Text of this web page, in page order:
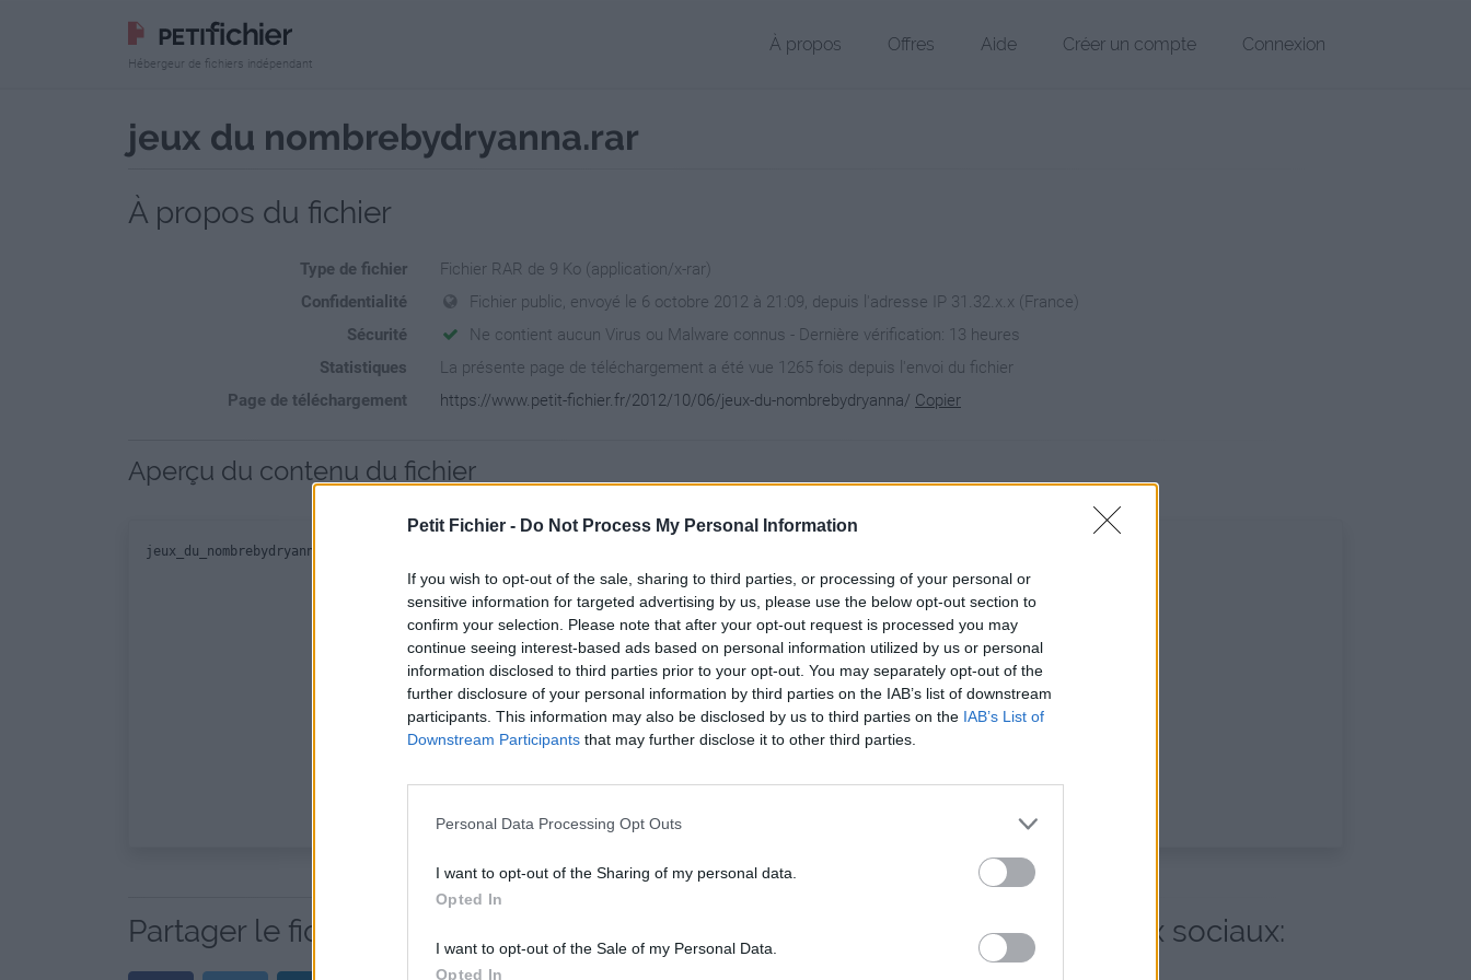
Petit Fichier - Do Not Process My Personal Information
If you wish to opt-out of the sale, sharing to third parties, or processing of your personal or
sensitive information for targeted advertising by us, please use the below opt-out section to
confirm your selection. Please note that after your opt-out request is processed you may
continue seeing interest-based ads based on personal information utilized by us or personal
information disclosed to third parties prior to your opt-out. You may separately opt-out of the
further disclosure of your personal information by third parties on the IAB’s list of downstream
participants. This information may also be disclosed by us to third parties on the IAB’s List of
Downstream Participants that may further disclose it to other third parties.
Personal Data Processing Opt Outs
I want to opt-out of the Sharing of my personal data.
Opted In
I want to opt-out of the Sale of my Personal Data.
Opted In
Hébergeur de fichiers indépendant
À propos Offres Aide Créer un compte Connexion
jeux du nombrebydryanna.rar
À propos du fichier
Type de fichier
Fichier RAR de 9 Ko (application/x-rar)
Confidentialité
Fichier public, envoyé le 6 octobre 2012 à 21:09, depuis l'adresse IP 31.32.x.x (France)
Sécurité
Ne contient aucun Virus ou Malware connus - Dernière vérification: 13 heures
Statistiques
La présente page de téléchargement a été vue 1265 fois depuis l'envoi du fichier
Page de téléchargement
https://www.petit-fichier.fr/2012/10/06/jeux-du-nombrebydryanna/ Copier
Aperçu du contenu du fichier
Partager le fichier jeux_du_nombrebydryanna.rar sur le Web et les réseaux sociaux: